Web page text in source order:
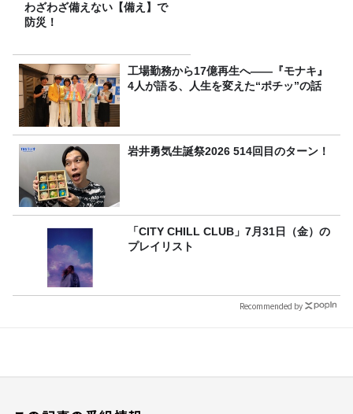
わざわざ備えない【備え】で
防災！
工場勤務から17億再生へ——『モナキ』
4人が語る、人生を変えた“ポチッ”の話
岩井勇気生誕祭2026 514回目のターン！
「CITY CHILL CLUB」7月31日（金）の
プレイリスト
Recommended by